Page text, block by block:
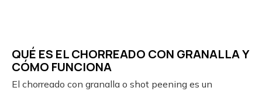
QUÉ ES EL CHORREADO CON GRANALLA Y
CÓMO FUNCIONA
El chorreado con granalla o shot peening es un